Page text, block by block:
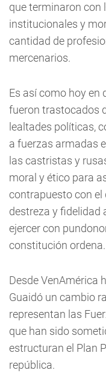
que terminaron con
institucionales y
cantidad de
mercenarios.
Es así como hoy en
fueron trastocados
lealtades políticas,
a fuerzas armadas
las castristas y
moral y ético para
contrapuesto con el
destreza y fidelidad
ejercer con
constitución ordena.
Desde VenAmérica
Guaidó un cambio
representan las
que han sido
estructuran el Plan
república.